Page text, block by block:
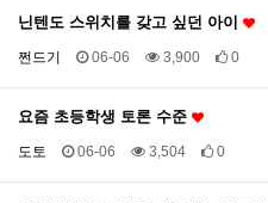
닌텐도 스위치를 갖고 싶던 아이
쩐드기 06-06 3,900 0
요즘 초등학생 토론 수준
도토 06-06 3,504 0